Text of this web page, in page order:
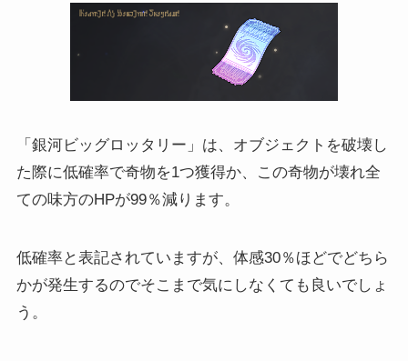
「銀河ビッグロッタリー」は、オブジェクトを破壊し
た際に低確率で奇物を1つ獲得か、この奇物が壊れ全
ての味方のHPが99％減ります。
低確率と表記されていますが、体感30％ほどでどちら
かが発生するのでそこまで気にしなくても良いでしょ
う。